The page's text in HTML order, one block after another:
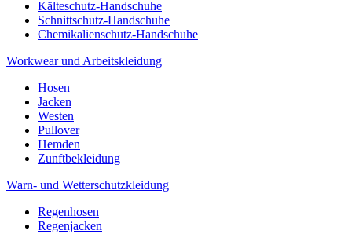
Kälteschutz-Handschuhe
Schnittschutz-Handschuhe
Chemikalienschutz-Handschuhe
Workwear und Arbeitskleidung
Hosen
Jacken
Westen
Pullover
Hemden
Zunftbekleidung
Warn- und Wetterschutzkleidung
Regenhosen
Regenjacken